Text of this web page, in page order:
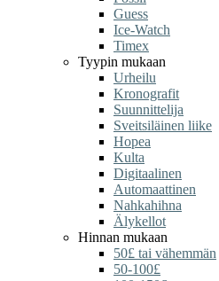
Guess
Ice-Watch
Timex
Tyypin mukaan
Urheilu
Kronografit
Suunnittelija
Sveitsiläinen liike
Hopea
Kulta
Digitaalinen
Automaattinen
Nahkahihna
Älykellot
Hinnan mukaan
50£ tai vähemmän
50-100£